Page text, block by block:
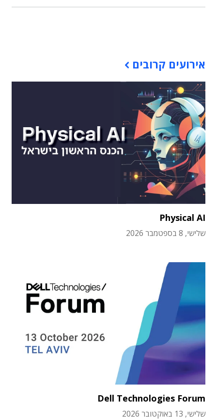
אירועים קרובים
Physical AI
שלישי, 8 בספטמבר 2026
Dell Technologies Forum
שלישי, 13 באוקטובר 2026